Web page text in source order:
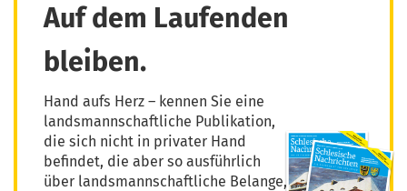
Auf dem Laufenden
bleiben.
Hand aufs Herz – kennen Sie eine
landsmannschaftliche Publikation,
die sich nicht in privater Hand
befindet, die aber so ausführlich
über landsmannschaftliche Belange,